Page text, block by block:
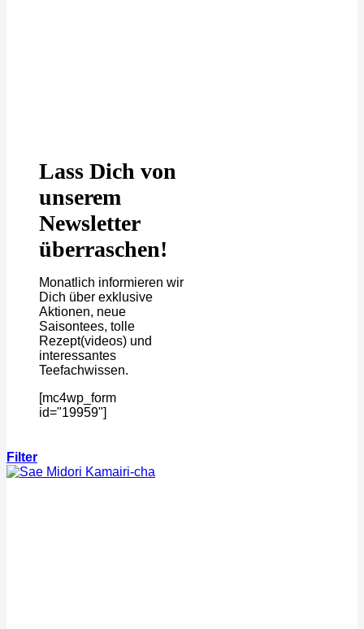
Lass Dich von
unserem
Newsletter
überraschen!
Monatlich informieren wir
Dich über exklusive
Aktionen, neue
Saisontees, tolle
Rezept(videos) und
interessantes
Teefachwissen.
[mc4wp_form
id="19959"]
Filter